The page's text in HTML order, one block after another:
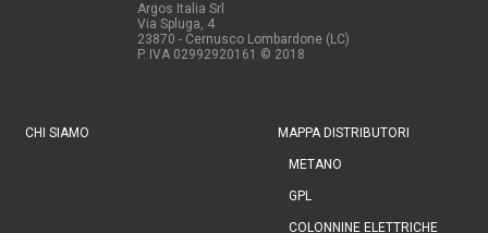
Argos Italia Srl
Via Spluga, 4
23870 - Cernusco Lombardone (LC)
P. IVA 02992920161 © 2018
CHI SIAMO MAPPA DISTRIBUTORI
METANO
GPL
COLONNINE ELETTRICHE